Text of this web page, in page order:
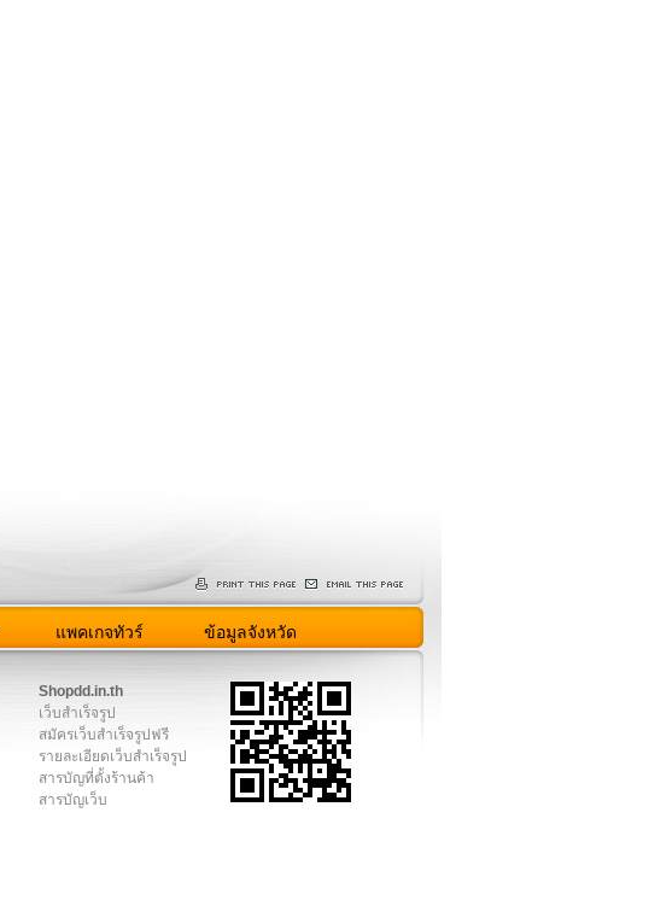
แพคเกจทัวร์ ข้อมูลจังหวัด
Shopdd.in.th
เว็บสำเร็จรูป
สมัครเว็บสำเร็จรูปฟรี
รายละเอียดเว็บสำเร็จรูป
สารบัญที่ตั้งร้านค้า
สารบัญเว็บ